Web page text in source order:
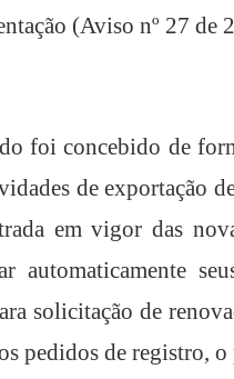
(Aviso nº 27 de
foi concebido de
de exportação
em vigor das
automaticamente
solicitação de
pedidos de